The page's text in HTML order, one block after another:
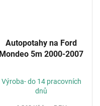
Autopotahy na Ford
Mondeo 5m 2000-2007
Výroba- do 14 pracovních
dnů